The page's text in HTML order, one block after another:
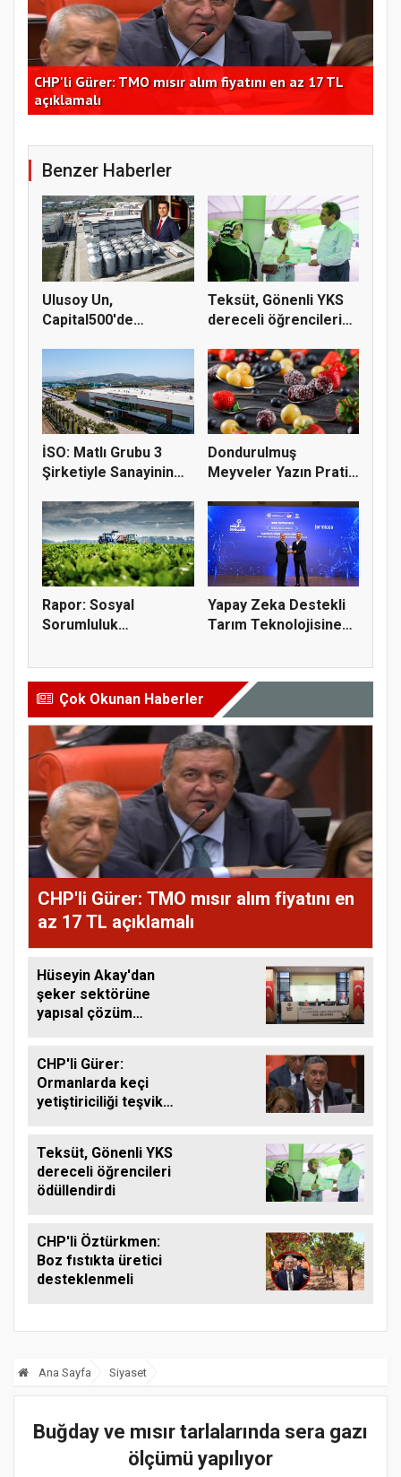
CHP'li Gürer: TMO mısır alım fiyatını en az 17 TL
açıklamalı
Benzer Haberler
Ulusoy Un,
Capital500'de
Teksüt, Gönenli YKS
dereceli öğrencileri
İSO: Matlı Grubu 3
Şirketiyle Sanayinin
Dondurulmuş
Meyveler Yazın Pratik
Rapor: Sosyal
Sorumluluk
Yapay Zeka Destekli
Tarım Teknolojisine
Çok Okunan Haberler
CHP'li Gürer: TMO mısır alım fiyatını en
az 17 TL açıklamalı
Hüseyin Akay'dan
şeker sektörüne
yapısal çözüm
CHP'li Gürer:
Ormanlarda keçi
yetiştiriciliği teşvik
Teksüt, Gönenli YKS
dereceli öğrencileri
ödüllendirdi
CHP'li Öztürkmen:
Boz fıstıkta üretici
desteklenmeli
Ana Sayfa Siyaset
Buğday ve mısır tarlalarında sera gazı
ölçümü yapılıyor